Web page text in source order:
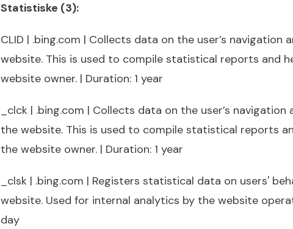
Statistiske (3):
CLID | .bing.com | Collects data on the user’s navigation
website. This is used to compile statistical reports and
website owner. | Duration: 1 year
_clck | .bing.com | Collects data on the user’s navigation
the website. This is used to compile statistical reports
the website owner. | Duration: 1 year
_clsk | .bing.com | Registers statistical data on users'
website. Used for internal analytics by the website
day